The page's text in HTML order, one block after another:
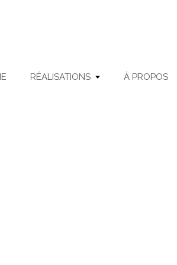
RÉALISATIONS À PROPOS